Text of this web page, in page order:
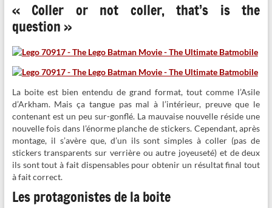
« Coller or not coller, that’s is the
question »
La boite est bien entendu de grand format, tout comme l’Asile
d’Arkham. Mais ça tangue pas mal à l’intérieur, preuve que le
contenant est un peu sur-gonflé. La mauvaise nouvelle réside une
nouvelle fois dans l’énorme planche de stickers. Cependant, après
montage, il s’avère que, d’un ils sont simples à coller (pas de
stickers transparents sur verrière ou autre joyeuseté) et de deux
ils sont tout à fait dispensables pour obtenir un résultat final tout
à fait correct.
Les protagonistes de la boite